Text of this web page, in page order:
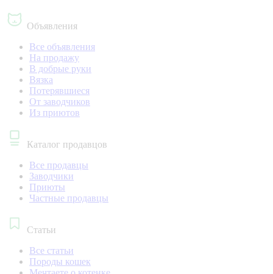
Объявления
Все объявления
На продажу
В добрые руки
Вязка
Потерявшиеся
От заводчиков
Из приютов
Каталог продавцов
Все продавцы
Заводчики
Приюты
Частные продавцы
Статьи
Все статьи
Породы кошек